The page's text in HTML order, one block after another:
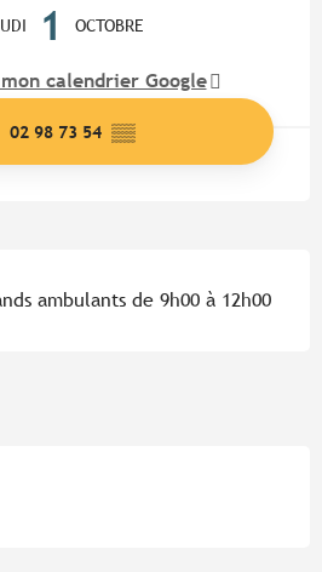
1 OCTOBRE
calendrier Google
02 98 73 54 ▒▒
ambulants de 9h00 à 12h00